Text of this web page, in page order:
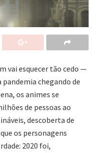
vai esquecer tão cedo —
pandemia chegando de
os animes se
de pessoas ao
descoberta de
os personagens
2020 foi,